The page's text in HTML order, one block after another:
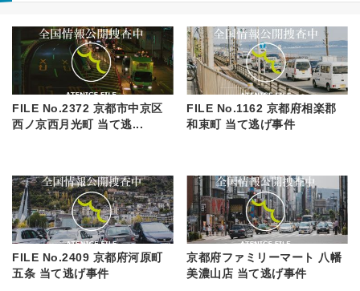
FILE No.2372 京都市中京区
西ノ京西月光町 当て逃...
FILE No.1162 京都府相楽郡
和束町 当て逃げ事件
FILE No.2409 京都府河原町
五条 当て逃げ事件
京都府ファミリーマート 八幡
美濃山店 当て逃げ事件